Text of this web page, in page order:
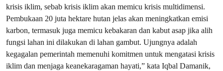
krisis iklim, sebab krisis iklim akan memicu krisis multidimensi.
Pembukaan 20 juta hektare hutan jelas akan meningkatkan emisi
karbon, termasuk juga memicu kebakaran dan kabut asap jika alih
fungsi lahan ini dilakukan di lahan gambut. Ujungnya adalah
kegagalan pemerintah memenuhi komitmen untuk mengatasi krisis
iklim dan menjaga keanekaragaman hayati,” kata Iqbal Damanik,